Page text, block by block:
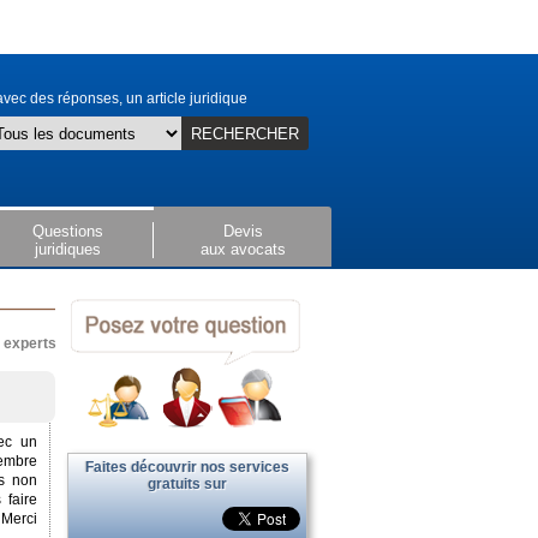
des réponses, un article juridique
RECHERCHER
Questions
juridiques
Devis
aux avocats
experts
un
non
faire
Faites découvrir nos services
gratuits sur